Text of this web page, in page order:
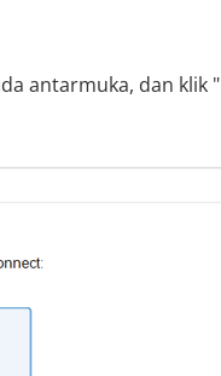
antarmuka, dan klik "